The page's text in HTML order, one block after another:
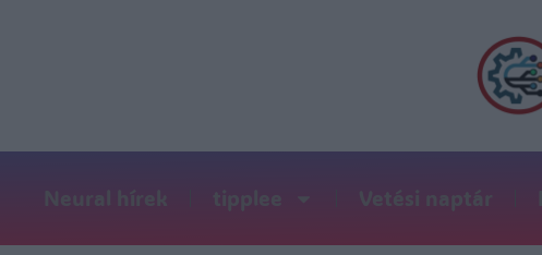
Neural hírek tipplee Vetési naptár